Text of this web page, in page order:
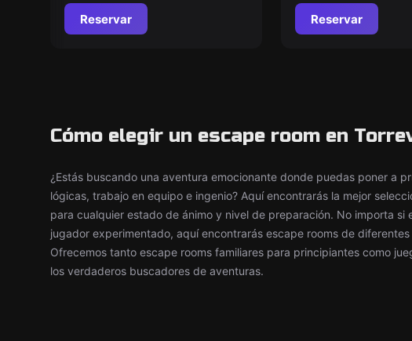
Reservar Reservar
Cómo elegir un escape room en
¿Estás buscando una aventura emocionante donde puedas poner a
lógicas, trabajo en equipo e ingenio? Aquí encontrarás la mejor
para cualquier estado de ánimo y nivel de preparación. No importa si
jugador experimentado, aquí encontrarás escape rooms de
Ofrecemos tanto escape rooms familiares para principiantes como
los verdaderos buscadores de aventuras.